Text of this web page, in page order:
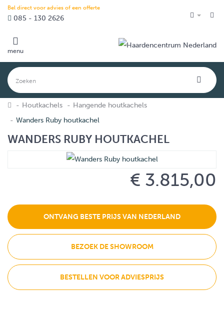
Bel direct voor advies of een offerte
085 - 130 2626
menu
Houtkachels
Hangende houtkachels
Wanders Ruby houtkachel
WANDERS RUBY HOUTKACHEL
€ 3.815,00
ONTVANG BESTE PRIJS VAN NEDERLAND
BEZOEK DE SHOWROOM
BESTELLEN VOOR ADVIESPRIJS